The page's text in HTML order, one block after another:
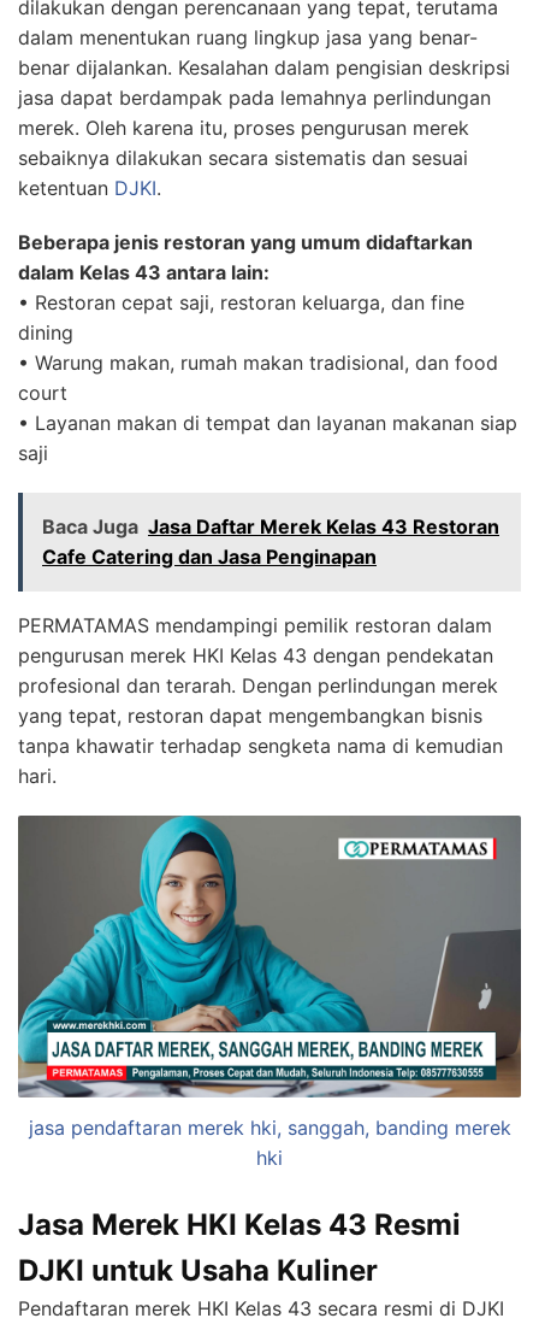
dilakukan dengan perencanaan yang tepat, terutama
dalam menentukan ruang lingkup jasa yang benar-
benar dijalankan. Kesalahan dalam pengisian deskripsi
jasa dapat berdampak pada lemahnya perlindungan
merek. Oleh karena itu, proses pengurusan merek
sebaiknya dilakukan secara sistematis dan sesuai
ketentuan DJKI.
Beberapa jenis restoran yang umum didaftarkan
dalam Kelas 43 antara lain:
• Restoran cepat saji, restoran keluarga, dan fine
dining
• Warung makan, rumah makan tradisional, dan food
court
• Layanan makan di tempat dan layanan makanan siap
saji
Baca Juga Jasa Daftar Merek Kelas 43 Restoran
Cafe Catering dan Jasa Penginapan
PERMATAMAS mendampingi pemilik restoran dalam
pengurusan merek HKI Kelas 43 dengan pendekatan
profesional dan terarah. Dengan perlindungan merek
yang tepat, restoran dapat mengembangkan bisnis
tanpa khawatir terhadap sengketa nama di kemudian
hari.
jasa pendaftaran merek hki, sanggah, banding merek
hki
Jasa Merek HKI Kelas 43 Resmi
DJKI untuk Usaha Kuliner
Pendaftaran merek HKI Kelas 43 secara resmi di DJKI